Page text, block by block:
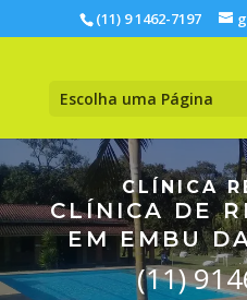
(11) 9 1462-7197
Escolha uma Página
CLÍNICA
CLÍNICA DE
EM EMBU
(11)